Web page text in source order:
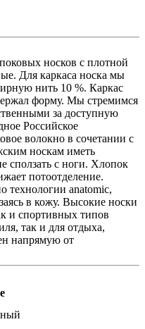
носков с плотной
Для каркаса носка мы
нить 10 %. Каркас
форму. Мы стремимся
за доступную
Российское
волокно в сочетании с
носкам иметь
сползать с ноги. Хлопок
потоотделение.
технологии anatomic,
в кожу. Высокие носки
и спортивных типов
так и для отдыха,
напрямую от